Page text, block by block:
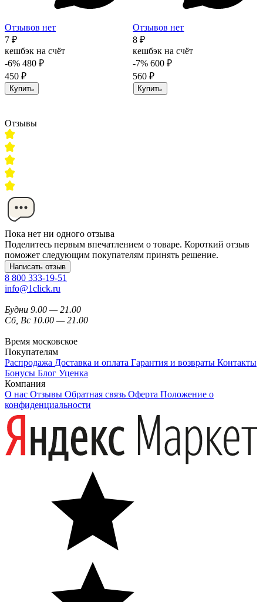
Отзывов нет
7 ₽
кешбэк на счёт
-6% 480 ₽
450 ₽
Купить
Отзывов нет
8 ₽
кешбэк на счёт
-7% 600 ₽
560 ₽
Купить
Отзывы
Пока нет ни одного отзыва
Поделитесь первым впечатлением о товаре. Короткий отзыв
поможет следующим покупателям принять решение.
Написать отзыв
8 800 333-19-51
info@1click.ru
Будни 9.00 — 21.00
Сб, Вс 10.00 — 21.00
Время московское
Покупателям
Распродажа Доставка и оплата Гарантия и возвраты Контакты
Бонусы Блог Уценка
Компания
О нас Отзывы Обратная связь Оферта Положение о
конфиденциальности